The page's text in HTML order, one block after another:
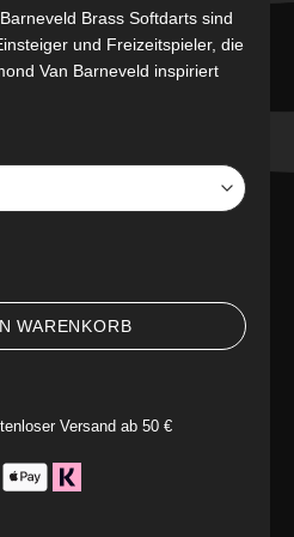
Brass Softdarts sind
und Freizeitspieler, die
Van Barneveld inspiriert
WARENKORB
Versand ab 50 €